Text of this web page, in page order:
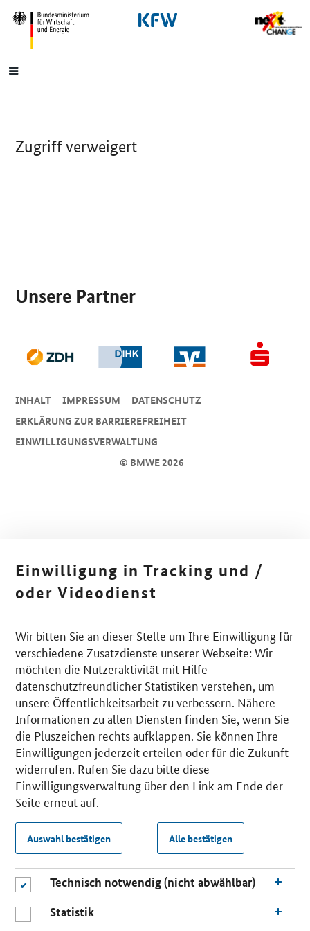
SrOnlyNavigation
Hauptmenü
Zugriff verweigert
Unsere Partner
© BMWE 2026
INHALT IMPRESSUM
DA­TEN­SCHUTZ
ERKLÄRUNG ZUR BARRIEREFREIHEIT
EINWILLIGUNGSVERWALTUNG
Einwilligung in Tracking und /
oder Videodienst
Wir bitten Sie an dieser Stelle um Ihre Einwilligung für
verschiedene Zusatzdienste unserer Webseite: Wir
möchten die Nutzeraktivität mit Hilfe
datenschutzfreundlicher Statistiken verstehen, um
unsere Öffentlichkeitsarbeit zu verbessern. Nähere
Informationen zu allen Diensten finden Sie, wenn Sie
die Pluszeichen rechts aufklappen. Sie können Ihre
Einwilligungen jederzeit erteilen oder für die Zukunft
widerrufen. Rufen Sie dazu bitte diese
Einwilligungsverwaltung über den Link am Ende der
Seite erneut auf.
Auswahl bestätigen Alle bestätigen
Technisch notwendig (nicht abwählbar)
Statistik